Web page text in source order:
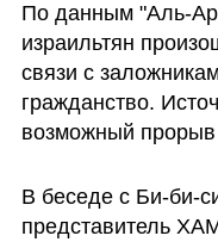
По данным "Аль-
израильтян
связи с
гражданство.
возможный
В беседе с Би-би-
представитель